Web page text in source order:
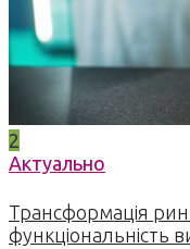
2
Актуально
Трансформація
функціональність